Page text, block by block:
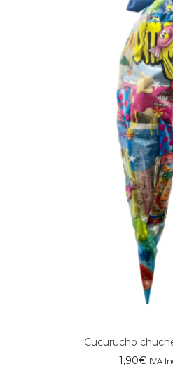
Cucurucho
1,90€ IVA